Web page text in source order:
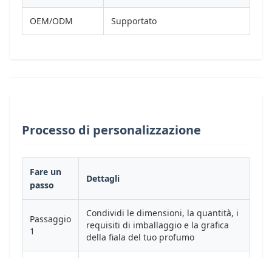
OEM/ODM Supportato
Processo di personalizzazione
Fare un
passo
Dettagli
Passaggio
1
Condividi le dimensioni, la quantità, i
requisiti di imballaggio e la grafica
della fiala del tuo profumo